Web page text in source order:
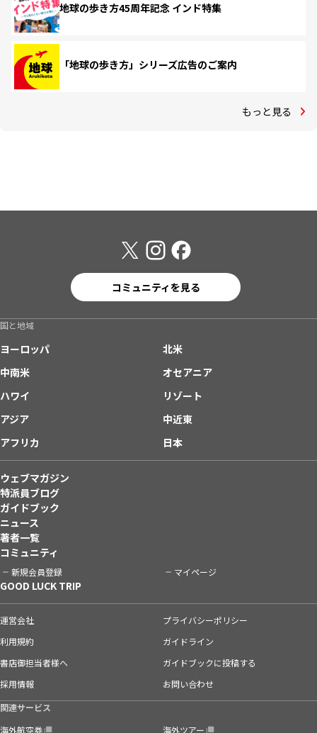
地球の歩き方45周年記念 インド特集
「地球の歩き方」シリーズ広告のご案内
もっと見る
コミュニティを見る
国と地域
ヨーロッパ
北米
中南米
オセアニア
ハワイ
リゾート
アジア
中近東
アフリカ
日本
ウェブマガジン
特派員ブログ
ガイドブック
ニュース
著者一覧
コミュニティ
新規会員登録 マイページ
GOOD LUCK TRIP
運営会社
プライバシーポリシー
利用規約
ガイドライン
書店御担当者様へ
ガイドブックに投稿する
採用情報
お問い合わせ
関連サービス
海外航空券
海外ツアー